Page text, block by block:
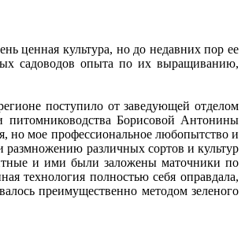
ценная культура, но до недавних пор ее
садоводов опыта по их выращиванию,
поступило от заведующей отделом
питомниководства Борисовой Антонины
но мое профессиональное любопытство и
различных сортов и культур
и ими были заложены маточники по
технология полностью себя оправдала,
преимущественно методом зеленого